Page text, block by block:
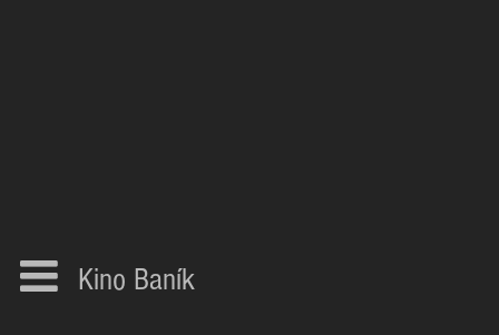
Kino Baník